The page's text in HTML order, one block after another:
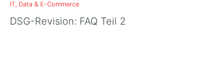
IT, Data & E-Commerce
DSG-Revision: FAQ Teil 2